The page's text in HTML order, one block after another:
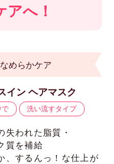
アへ！
めらかケア
イン ヘアマスク
で 洗い流すタイプ
失われた脂質・
質を補給
、するんっ！な仕上が